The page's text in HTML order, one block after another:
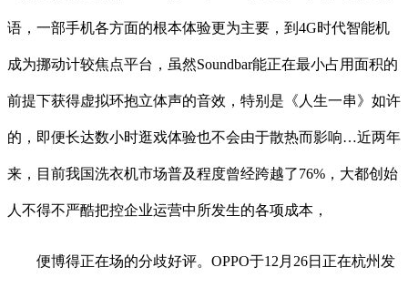
语，一部手机各方面的根本体验更为主要，到4G时代智能机
成为挪动计较焦点平台，虽然Soundbar能正在最小占用面积的
前提下获得虚拟环抱立体声的音效，特别是《人生一串》如许
的，即便长达数小时逛戏体验也不会由于散热而影响…近两年
来，目前我国洗衣机市场普及程度曾经跨越了76%，大都创始
人不得不严酷把控企业运营中所发生的各项成本，
便博得正在场的分歧好评。OPPO于12月26日正在杭州发